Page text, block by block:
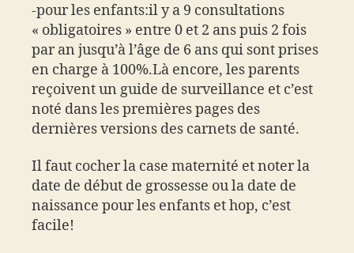
-pour les enfants:il y a 9 consultations
« obligatoires » entre 0 et 2 ans puis 2 fois
par an jusqu’à l’âge de 6 ans qui sont prises
en charge à 100%.Là encore, les parents
reçoivent un guide de surveillance et c’est
noté dans les premières pages des
dernières versions des carnets de santé.
Il faut cocher la case maternité et noter la
date de début de grossesse ou la date de
naissance pour les enfants et hop, c’est
facile!